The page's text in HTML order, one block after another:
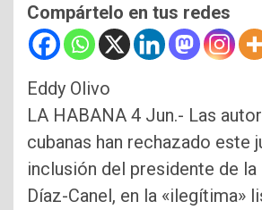
Compártelo en tus redes
Eddy Olivo
LA HABANA 4 Jun.- Las
cubanas han rechazado este
inclusión del presidente de la
Díaz-Canel, en la «ilegítima»